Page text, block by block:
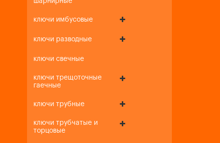
ключи имбусовые
ключи разводные
ключи свечные
ключи трещоточные
гаечные
ключи трубные
ключи трубчатые и
торцовые